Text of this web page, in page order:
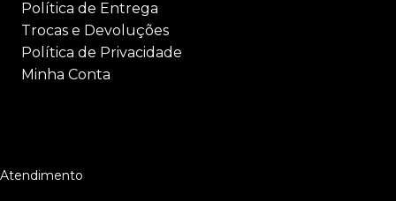
Política de Entrega
Trocas e Devoluções
Política de Privacidade
Minha Conta
Atendimento